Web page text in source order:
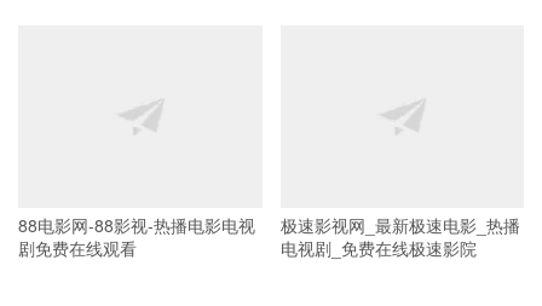
88电影网-88影视-热播电影电视
剧免费在线观看
极速影视网_最新极速电影_热播
电视剧_免费在线极速影院